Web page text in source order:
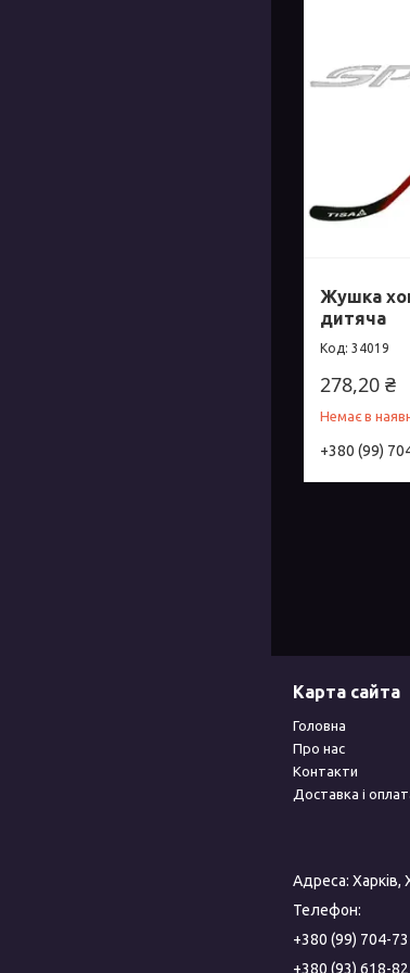
Жушка
дитяча
34019
278,20 ₴
Немає в
+380 (99)
Карта сайта
Головна
Про нас
Контакти
Доставка і
Адреса: Харків,
Телефон:
+380 (99) 704-
+380 (93) 618-